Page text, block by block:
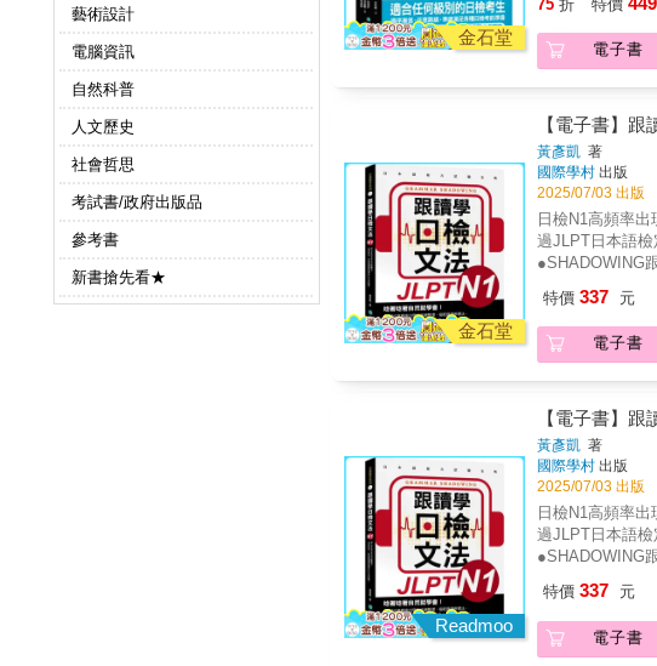
藝術設計
電腦資訊
自然科普
人文歷史
社會哲思
考試書/政府出版品
參考書
新書搶先看★
金石堂
75 折 特價
電子書
金石堂
【電子書】
黃彥凱 著
國際學村 出版
2025/07/03 出版
日檢N1高頻率
過JLPT日本語
●SHADOWING
式，自然的學會
在腦裡塞了一大
的幫助，一口
的日語基礎，
子，還會有一小
檢必考的文章閱
於可以讓各位學
能養成對使用
題目樣式及水準
音檔，附贈 QR
速音檔進行練習
速地讓音檔與
的檔案類型」
縮。） & 【本書
特價 337 元
電子書
Readmoo
【電子書】
黃彥凱 著
國際學村 出版
2025/07/03 出版
日檢N1高頻率
過JLPT日本語
●SHADOWING
式，自然的學會
在腦裡塞了一大
的幫助，一口
特價 337 元
電子書